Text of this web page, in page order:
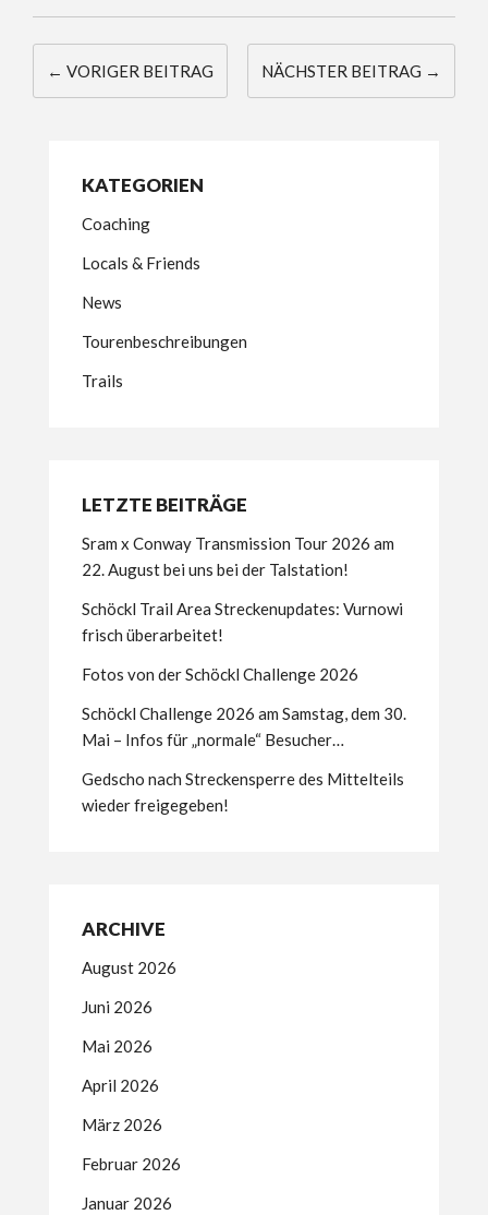
← VORIGER BEITRAG NÄCHSTER BEITRAG →
KATEGORIEN
Coaching
Locals & Friends
News
Tourenbeschreibungen
Trails
LETZTE BEITRÄGE
Sram x Conway Transmission Tour 2026 am
22. August bei uns bei der Talstation!
Schöckl Trail Area Streckenupdates: Vurnowi
frisch überarbeitet!
Fotos von der Schöckl Challenge 2026
Schöckl Challenge 2026 am Samstag, dem 30.
Mai – Infos für „normale“ Besucher…
Gedscho nach Streckensperre des Mittelteils
wieder freigegeben!
ARCHIVE
August 2026
Juni 2026
Mai 2026
April 2026
März 2026
Februar 2026
Januar 2026